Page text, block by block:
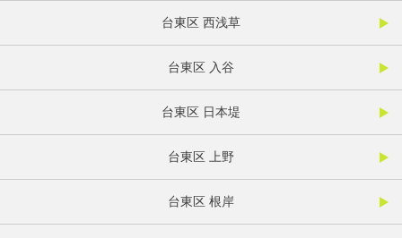
台東区 西浅草
台東区 入谷
台東区 日本堤
台東区 上野
台東区 根岸